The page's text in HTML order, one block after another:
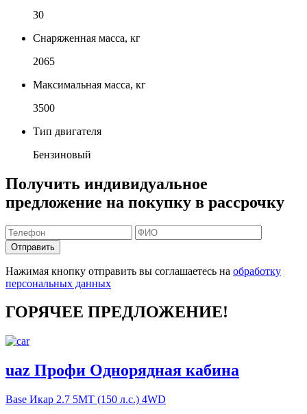
30
Снаряженная масса, кг
2065
Максимальная масса, кг
3500
Тип двигателя
Бензиновый
Получить индивидуальное
предложение на покупку в рассрочку
Отправить
Нажимая кнопку отправить вы соглашаетесь на обработку
персональных данных
ГОРЯЧЕЕ ПРЕДЛОЖЕНИЕ!
uaz Профи Однорядная кабина
Base Икар 2.7 5MT (150 л.с.) 4WD